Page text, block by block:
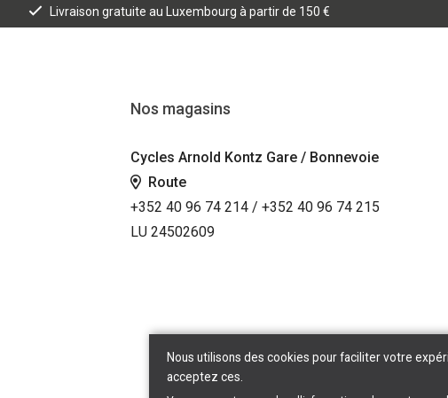
Livraison gratuite au Luxembourg à partir de 150 €
Nos magasins
Cycles Arnold Kontz Gare / Bonnevoie
Route
+352 40 96 74 214 / +352 40 96 74 215
LU 24502609
Nous utilisons des cookies pour faciliter votre
acceptez ces.